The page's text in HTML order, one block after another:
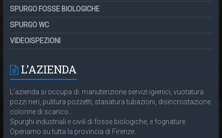
SPURGO FOSSE BIOLOGICHE
SPURGO WC
VIDEOISPEZIONI
L’AZIENDA
L’azienda si occupa di: manutenzione servizi igienici, vuotatura
pozzi neri, pulitura pozzetti, stasatura tubazioni, disincrostazione
colonne di scarico…
Spurghi industriali e civili di fosse biologiche, e fognature.
Operiamo su tutta la provincia di Firenze.